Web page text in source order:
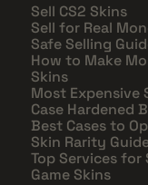
Sell CS2 Skins
Sell for Real
Safe Selling
How to Make
Skins
Most Expensive
Case Hardened
Best Cases to
Skin Rarity
Top Services for
Game Skins